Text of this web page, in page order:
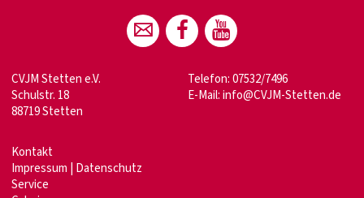
CVJM Stetten e.V.
Schulstr. 18
88719 Stetten
Telefon: 07532/7496
E-Mail:info@CVJM-Stetten.de
Kontakt
Impressum | Datenschutz
Service